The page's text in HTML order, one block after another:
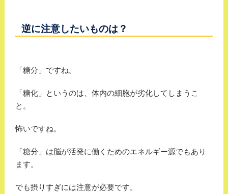
逆に注意したいものは？
「糖分」ですね。
「糖化」というのは、体内の細胞が劣化してしまうこ
と。
怖いですね。
「糖分」は脳が活発に働くためのエネルギー源でもあり
ます。
でも摂りすぎには注意が必要です。